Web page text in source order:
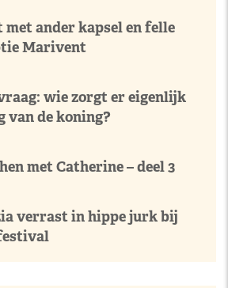
ander kapsel en felle
Marivent
wie zorgt er eigenlijk
van de koning?
met Catherine – deel 3
verrast in hippe jurk bij